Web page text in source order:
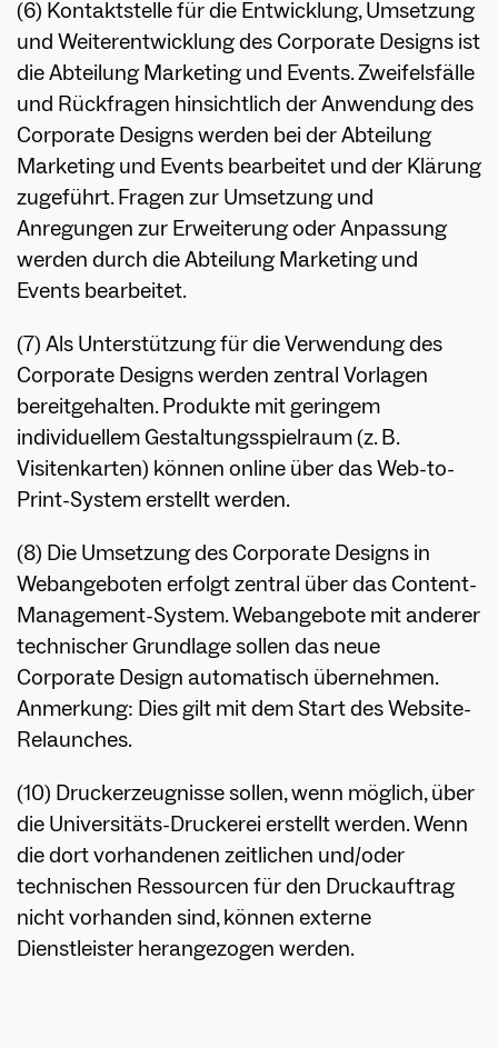
(6) Kontaktstelle für die Entwicklung, Umsetzung
und Weiterentwicklung des Corporate Designs ist
die Abteilung Marketing und Events. Zweifelsfälle
und Rückfragen hinsichtlich der Anwendung des
Corporate Designs werden bei der Abteilung
Marketing und Events bearbeitet und der Klärung
zugeführt. Fragen zur Umsetzung und
Anregungen zur Erweiterung oder Anpassung
werden durch die Abteilung Marketing und
Events bearbeitet.
(7) Als Unterstützung für die Verwendung des
Corporate Designs werden zentral Vorlagen
bereitgehalten. Produkte mit geringem
individuellem Gestaltungsspielraum (z. B.
Visitenkarten) können online über das Web-to-
Print-System erstellt werden.
(8) Die Umsetzung des Corporate Designs in
Webangeboten erfolgt zentral über das Content-
Management-System. Webangebote mit anderer
technischer Grundlage sollen das neue
Corporate Design automatisch übernehmen.
Anmerkung: Dies gilt mit dem Start des Website-
Relaunches.
(10) Druckerzeugnisse sollen, wenn möglich, über
die Universitäts-Druckerei erstellt werden. Wenn
die dort vorhandenen zeitlichen und/oder
technischen Ressourcen für den Druckauftrag
nicht vorhanden sind, können externe
Dienstleister herangezogen werden.